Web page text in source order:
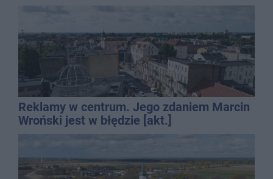
Reklamy w centrum. Jego zdaniem Marcin
Wroński jest w błędzie [akt.]